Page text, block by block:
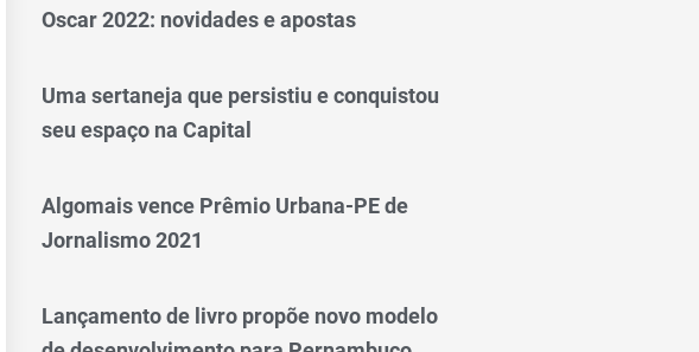
Oscar 2022: novidades e apostas
Uma sertaneja que persistiu e conquistou
seu espaço na Capital
Algomais vence Prêmio Urbana-PE de
Jornalismo 2021
Lançamento de livro propõe novo modelo